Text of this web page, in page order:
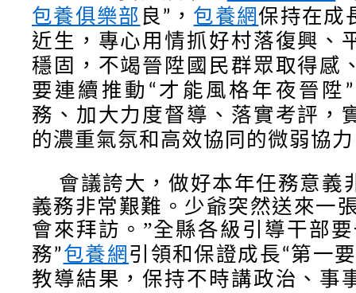
包養俱樂部 良 ” ， 包養網保持在成
近生，專心用情抓好村落復興、
穩固，不竭晉陞國民群眾取得感
要連續推動 “ 才能風格年夜晉陞 ”
務、加大力度督導、落實考評，
的濃重氣氛和高效協同的微弱協
會議誇大，做好本年任務意義
義務非常艱難。少爺突然送來一
會來拜訪。”全縣各級引導干部
務” 包養網 引領和保證成長“第一
教導結果，保持不時講政治、事